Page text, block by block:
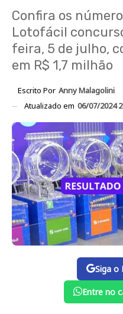
Confira os
Lotofácil
feira, 5 de julho,
em R$ 1,7 milhão
Escrito Por Anny Malagolini
Atualizado em 06/07/2024
Siga o
Entre no